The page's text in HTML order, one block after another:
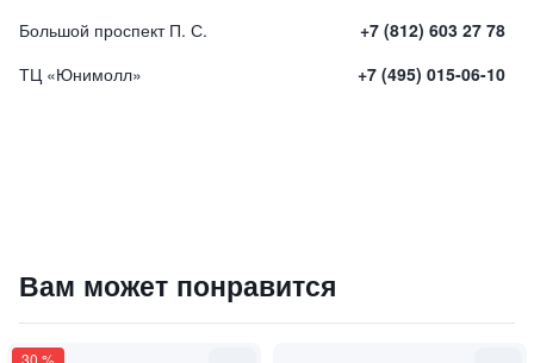
Большой проспект П. С.
+7 (812) 603 27 78
ТЦ «Юнимолл»
+7 (495) 015-06-10
37000₽9 840 ₽
Вам может понравится
30 %